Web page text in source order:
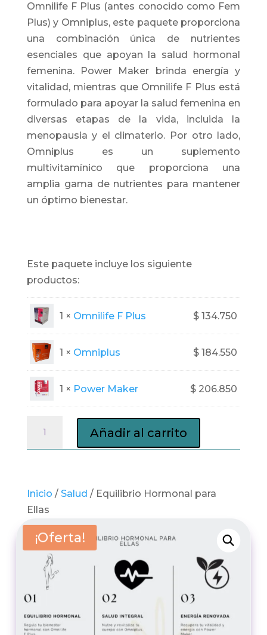
Omnilife F Plus (antes conocido como Fem
Plus) y Omniplus, este paquete proporciona
una combinación única de nutrientes
esenciales que apoyan la salud hormonal
femenina. Power Maker brinda energía y
vitalidad, mientras que Omnilife F Plus está
formulado para apoyar la salud femenina en
diversas etapas de la vida, incluida la
menopausia y el climaterio. Por otro lado,
Omniplus es un suplemento
multivitamínico que proporciona una
amplia gama de nutrientes para mantener
un óptimo bienestar.
Este paquete incluye los siguiente
productos:
1 × Omnilife F Plus $ 134.750
1 × Omniplus $ 184.550
1 × Power Maker $ 206.850
cantidad
Añadir al carrito
Inicio / Salud / Equilibrio Hormonal para
Ellas
¡Oferta!